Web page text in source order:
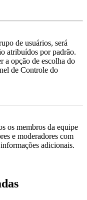
de usuários, será
atribuídos por padrão.
a opção de escolha do
de Controle do
os membros da equipe
e moderadores com
adicionais.